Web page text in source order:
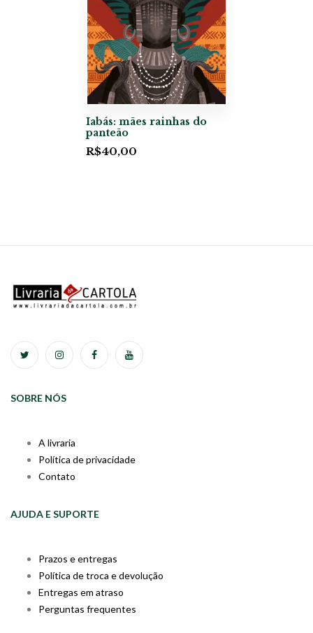
Iabás: mães rainhas do
panteão
R$40,00
SOBRE NÓS
A livraria
Política de privacidade
Contato
AJUDA E SUPORTE
Prazos e entregas
Política de troca e devolução
Entregas em atraso
Perguntas frequentes